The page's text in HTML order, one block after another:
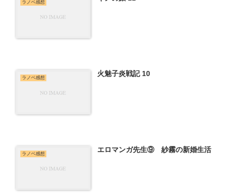
ラノベ感想
ラノベ感想 火魅子炎戦記 10
ラノベ感想 エロマンガ先生⑨ 紗霧の新婚生活